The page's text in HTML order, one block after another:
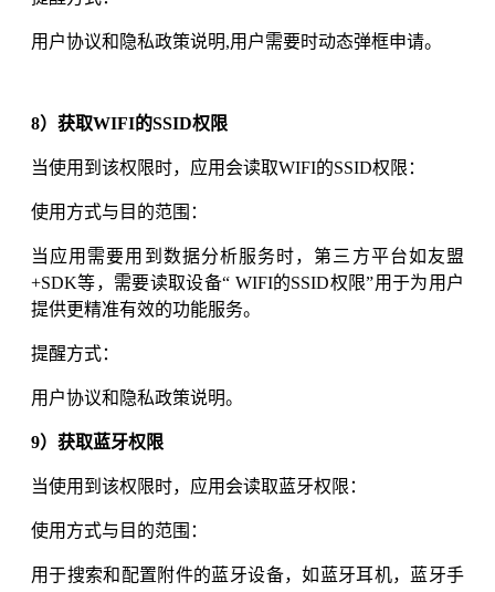
用户协议和隐私政策说明,用户需要时动态弹框申请。
8）获取WIFI的SSID权限
当使用到该权限时，应用会读取WIFI的SSID权限：
使用方式与目的范围：
当应用需要用到数据分析服务时，第三方平台如友盟
+SDK等，需要读取设备“ WIFI的SSID权限”用于为用户
提供更精准有效的功能服务。
提醒方式：
用户协议和隐私政策说明。
9）获取蓝牙权限
当使用到该权限时，应用会读取蓝牙权限：
使用方式与目的范围：
用于搜索和配置附件的蓝牙设备，如蓝牙耳机，蓝牙手